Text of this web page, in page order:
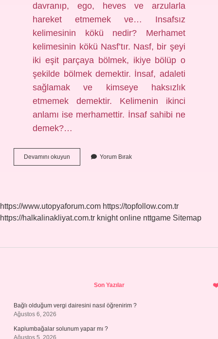
davranıp, ego, heves ve arzularla
hareket etmemek ve… Insafsız
kelimesinin kökü nedir? Merhamet
kelimesinin kökü Nasf’tır. Nasf, bir şeyi
iki eşit parçaya bölmek, ikiye bölüp o
şekilde bölmek demektir. İnsaf, adaleti
sağlamak ve kimseye haksızlık
etmemek demektir. Kelimenin ikinci
anlamı ise merhamettir. İnsaf sahibi ne
demek?…
Devamını okuyun
Kelimesi
Yorum Bırak
https://www.utopyaforum.com https://topfollow.com.tr
https://halkalinakliyat.com.tr knight online nttgame Sitemap
Son Yazılar
Bağlı olduğum vergi dairesini nasıl öğrenirim ?
Ağustos 6, 2026
Kaplumbağalar solunum yapar mı ?
Ağustos 5, 2026